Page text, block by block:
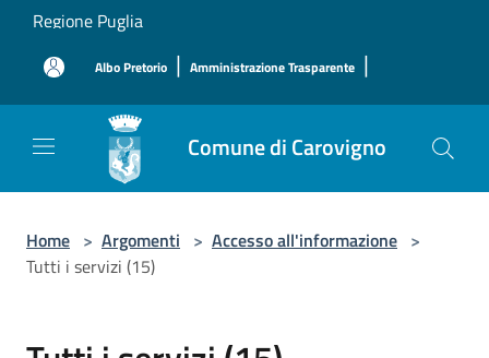
Salta al contenuto principale
Regione Puglia
Albo Pretorio | Amministrazione Trasparente |
Comune di Carovigno
Home > Argomenti > Accesso all'informazione >
Tutti i servizi (15)